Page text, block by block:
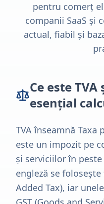
pentru comerț
companii SaaS
actual, fiabil și
Ce este TVA
esențial
TVA înseamnă
este un impozit pe
și serviciilor în
engleză se
Added Tax), iar